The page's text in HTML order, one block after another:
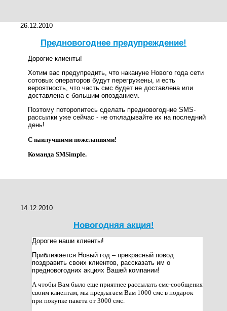
26.12.2010
Предновогоднее предупреждение!
Дорогие клиенты!
Хотим вас предупредить, что накануне Нового года сети
сотовых операторов будут перегружены, и есть
вероятность, что часть смс будет не доставлена или
доставлена с большим опозданием.
Поэтому поторопитесь сделать предновогодние SMS-
рассылки уже сейчас - не откладывайте их на последний
день!
С наилучшими пожеланиями!
Команда SMSimple.
14.12.2010
Новогодняя акция!
Дорогие наши клиенты!
Приближается Новый год – прекрасный повод
поздравить своих клиентов, рассказать им о
предновогодних акциях Вашей компании!
А чтобы Вам было еще приятнее рассылать смс-сообщения
своим клиентам, мы предлагаем Вам 1000 смс в подарок
при покупке пакета от 3000 смс.